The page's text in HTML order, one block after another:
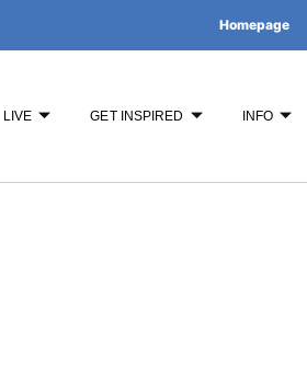
Homepage
LIVE GET INSPIRED INFO